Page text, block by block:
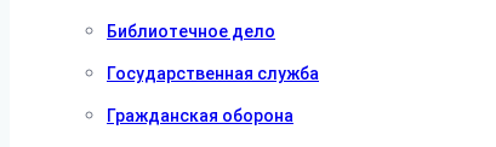
Библиотечное дело
Государственная служба
Гражданская оборона